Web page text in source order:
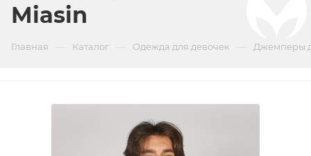
Miasin
Главная Каталог Одежда для девочек Джемперы